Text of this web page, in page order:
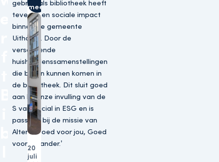
gebruik als bibliotheek heeft
tevens een sociale impact
binnen de gemeente
Uithoorn. Door de
verschillende
huishoudenssamenstellingen
die bijeen kunnen komen in
de bibliotheek. Dit sluit goed
aan bij onze invulling van de
S van Social in ESG en is
passend bij de missie van
Altera; Goed voor jou, Goed
voor de ander.’
meer
20
juli